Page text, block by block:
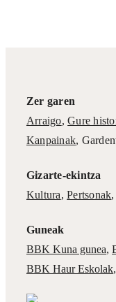
Zer garen
Arraigo,Gure
Kanpainak,
Gizarte-ekintza
Kultura,Pertsonak,
Guneak
BBK Kuna gunea,
BBK Haur Eskolak,